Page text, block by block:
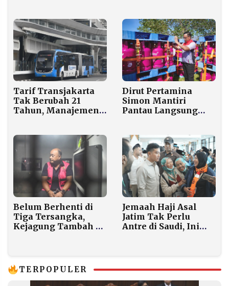
Tarif Transjakarta
Tak Berubah 21
Tahun, Manajemen
Tengah Tekanan
Biaya BBM
Dirut Pertamina
Simon Mantiri
Pantau Langsung
ke Bener Meriah
Belum Berhenti di
Tiga Tersangka,
Kejagung Tambah 40
Jemaah Haji Asal
Jatim Tak Perlu
Antre di Saudi, Ini
TERPOPULER